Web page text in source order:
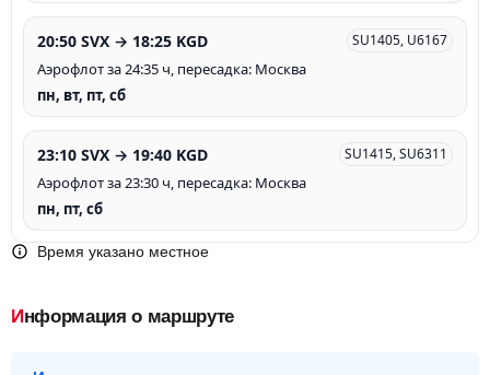
20:50 SVX → 18:25 KGD SU1405, U6167
Аэрофлот за 24:35 ч, пересадка: Москва
пн, вт, пт, сб
23:10 SVX → 19:40 KGD SU1415, SU6311
Аэрофлот за 23:30 ч, пересадка: Москва
пн, пт, сб
Время указано местное
Информация о маршруте